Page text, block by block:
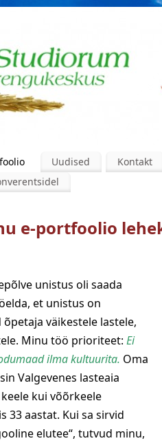
Uudised Kontakt
e-portfoolio
unistus oli saada
et unistus on
väikestele lastele,
Minu töö prioriteet: Ei
ilma kultuurita. Oma
Valgevenes lasteaia
kui võõrkeele
33 aastat. Kui sa sirvid
elutee“, tutvud minu,